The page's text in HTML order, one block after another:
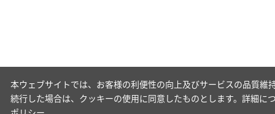
本ウェブサイトでは、お客様の利便性の向上及びサービスの品質
続行した場合は、クッキーの使用に同意したものとします。詳細